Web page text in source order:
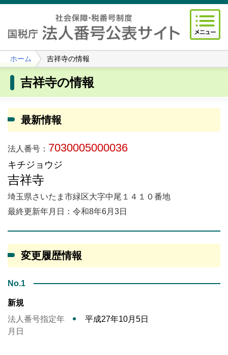
ホーム 吉祥寺の情報
吉祥寺の情報
最新情報
法人番号： 7030005000036
キチジョウジ
吉祥寺
埼玉県さいたま市緑区大字中尾１４１０番地
最終更新年月日：令和8年6月3日
変更履歴情報
No.1
新規
法人番号指定年
月日
平成27年10月5日